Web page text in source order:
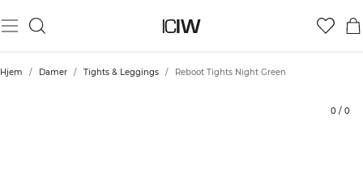
Hjem / Damer / Tights & Leggings / Reboot Tights Night Green
0 / 0